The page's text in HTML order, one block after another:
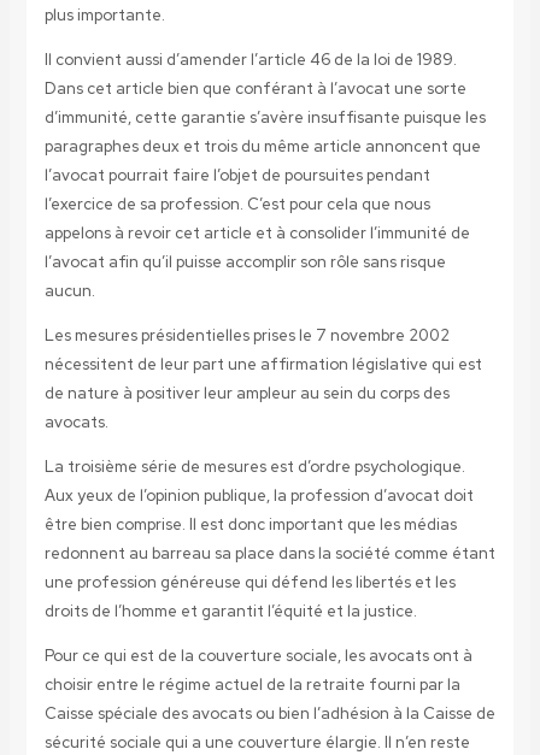
plus importante.
Il convient aussi d’amender l’article 46 de la loi de 1989.
Dans cet article bien que conférant à l’avocat une sorte
d’immunité, cette garantie s’avère insuffisante puisque les
paragraphes deux et trois du même article annoncent que
l’avocat pourrait faire l’objet de poursuites pendant
l’exercice de sa profession. C’est pour cela que nous
appelons à revoir cet article et à consolider l’immunité de
l’avocat afin qu’il puisse accomplir son rôle sans risque
aucun.
Les mesures présidentielles prises le 7 novembre 2002
nécessitent de leur part une affirmation législative qui est
de nature à positiver leur ampleur au sein du corps des
avocats.
La troisième série de mesures est d’ordre psychologique.
Aux yeux de l’opinion publique, la profession d’avocat doit
être bien comprise. Il est donc important que les médias
redonnent au barreau sa place dans la société comme étant
une profession généreuse qui défend les libertés et les
droits de l’homme et garantit l’équité et la justice.
Pour ce qui est de la couverture sociale, les avocats ont à
choisir entre le régime actuel de la retraite fourni par la
Caisse spéciale des avocats ou bien l’adhésion à la Caisse de
sécurité sociale qui a une couverture élargie. Il n’en reste